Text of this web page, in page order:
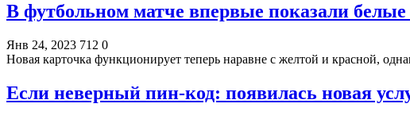
В футбольном матче впервые показали
Янв 24, 2023 712 0
Новая карточка функционирует теперь наравне с желтой и красной,
Если неверный пин-код: появилась новая